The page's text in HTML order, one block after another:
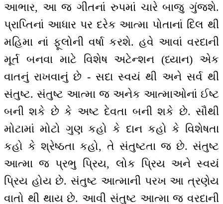
આભાર, આ જ ગીતનાં રુપમાં ચારે બાજુ ગુંજશે.
પ્રાપ્તિનાં આધાર પર દરેક આત્મા પોતાનાં દિલ થી
મહિમા નાં ફૂલોની વર્ષા કરશે. હવે આવાં વરદાની
મૂર્ત બનવા માટે વિશેષ અટેન્શન (ધ્યાન) એક
વાતનું રાખવાનું છે - સદા સ્વયં થી અને સર્વ થી
સંતુષ્ટ. સંતુષ્ટ આત્મા જ અનેક આત્માઓનાં ઈષ્ટ
બની શકે છે કે અષ્ટ દેવતા બની શકે છે. સૌથી
મોટામાં મોટો ગુણ કહો કે દાન કહો કે વિશેષતા
કહો કે શ્રેષ્ઠતા કહો, તે સંતુષ્ટતા જ છે. સંતુષ્ટ
આત્મા જ પ્રભુ પ્રિય, લોક પ્રિય અને સ્વયં
પ્રિય હોય છે. સંતુષ્ટ આત્માની પરખ આ ત્રણેય
વાતો થી થાય છે. આવી સંતુષ્ટ આત્મા જ વરદાની